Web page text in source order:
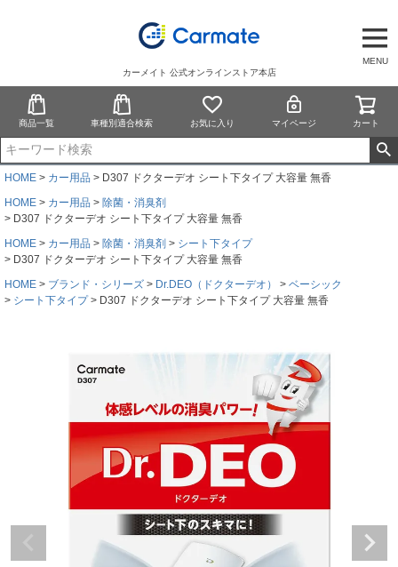
MENU
カーメイト 公式オンラインストア本店
商品一覧 車種別適合検索 お気に入り マイページ カート
HOME カー用品
D307 ドクターデオ シート下タイプ 大容量 無香
HOME
カー用品
除菌・消臭剤
D307 ドクターデオ シート下タイプ 大容量 無香
HOME
カー用品 除菌・消臭剤
シート下タイプ
D307 ドクターデオ シート下タイプ 大容量 無香
HOME
ブランド・シリーズ Dr.DEO（ドクターデオ）
ベーシック
シート下タイプ
D307 ドクターデオ シート下タイプ 大容量 無香